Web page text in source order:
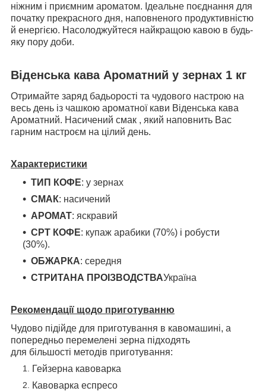
ніжним і приємним ароматом. Ідеальне поєднання для
початку прекрасного дня, наповненого продуктивністю
й енергією. Насолоджуйтеся найкращою кавою в будь-
яку пору доби.
Віденська кава Ароматний у зернах 1 кг
Отримайте заряд бадьорості та чудового настрою на
весь день із чашкою ароматної кави Віденська кава
Ароматний. Насичений смак , який наповнить Вас
гарним настроєм на цілий день.
Характеристики
ТИП КОФЕ: у зернах
СМАК: насичений
АРОМАТ: яскравий
СРТ КОФЕ: купаж арабики (70%) і робусти
(30%).
ОБЖАРКА: середня
СТРИТАНА ПРОІЗВОДСТВАУкраїна
Рекомендації щодо приготуванню
Чудово підійде для приготування в кавомашині, а
попередньо перемелені зерна підходять
для більшості методів приготування:
Гейзерна кавоварка
Кавоварка еспресо